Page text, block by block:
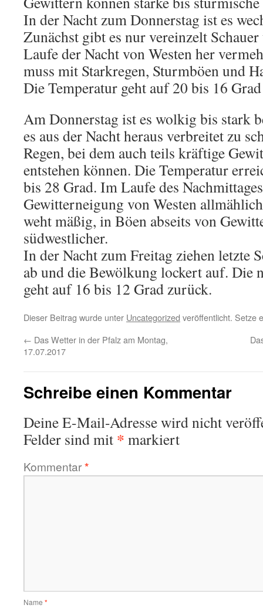
In der Nacht zum Donnerstag ist es
Zunächst gibt es nur vereinzelt
Laufe der Nacht von Westen her
muss mit Starkregen, Sturmböen und
Die Temperatur geht auf 20 bis 16
Am Donnerstag ist es wolkig bis stark
es aus der Nacht heraus verbreitet zu
Regen, bei dem auch teils kräftige
entstehen können. Die Temperatur
bis 28 Grad. Im Laufe des
Gewitterneigung von Westen
weht mäßig, in Böen abseits von
südwestlicher.
In der Nacht zum Freitag ziehen letzte
ab und die Bewölkung lockert auf. Die
geht auf 16 bis 12 Grad zurück.
Dieser Beitrag wurde unter Uncategorized veröffentlicht. Setze
← Das Wetter in der Pfalz am Montag,
17.07.2017
Schreibe einen Kommentar
Deine E-Mail-Adresse wird nicht
Felder sind mit * markiert
Kommentar*
Name *